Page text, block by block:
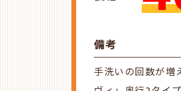
備考
手洗いの回数が増